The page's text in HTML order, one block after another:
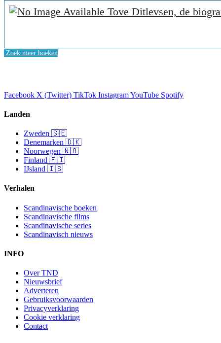
Tove Ditlevsen, de
Zoek meer boeken
Facebook X (Twitter) TikTok InstagramYouTube Spotify
Landen
Zweden 🇸🇪
Denemarken 🇩🇰
Noorwegen 🇳🇴
Finland 🇫🇮
IJsland 🇮🇸
Verhalen
Scandinavische boeken
Scandinavische films
Scandinavische series
Scandinavisch nieuws
INFO
Over TND
Nieuwsbrief
Adverteren
Gebruiksvoorwaarden
Privacyverklaring
Cookie verklaring
Contact